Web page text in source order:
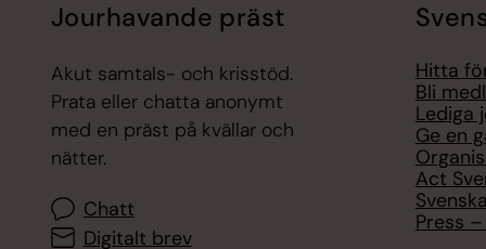
Jourhavande präst
Akut samtals- och krisstöd.
Prata eller chatta anonymt
med en präst på kvällar och
nätter.
Chatt
Digitalt brev
Hitta
Bli
Lediga
Ge en
Act
Press